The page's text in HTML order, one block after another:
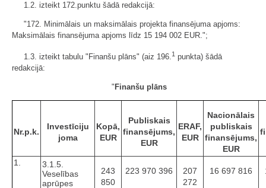
1.2. izteikt 172.punktu šādā redakcijā:
"172. Minimālais un maksimālais projekta finansējuma apjoms:
Maksimālais finansējuma apjoms līdz 15 194 002 EUR.";
1.3. izteikt tabulu "Finanšu plāns" (aiz 196.1 punkta) šādā
redakcijā:
" Finanšu plāns
Nr.p.k.
Investīciju
joma
Kopā,
EUR
Publiskais
finansējums,
EUR
ERAF,
EUR
Nacionālais
publiskais
finansējums,
EUR
1.
3.1.5.
Veselības
aprūpes
243
850
223 970 396
207
272
16 697 816